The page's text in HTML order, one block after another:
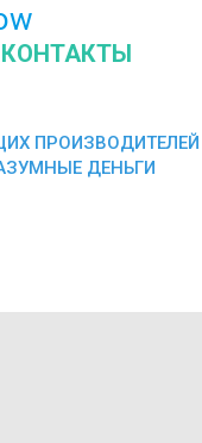
КОНТАКТЫ
ПРОИЗВОДИТЕЛЕЙ
ДЕНЬГИ